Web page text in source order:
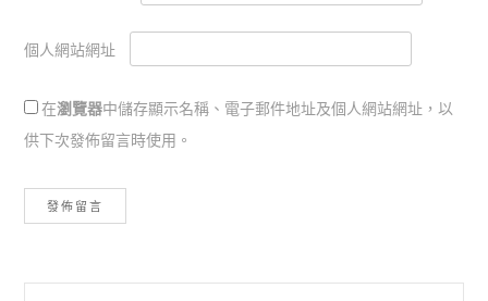
個人網站網址
在瀏覽器中儲存顯示名稱、電子郵件地址及個人網站網址，以
供下次發佈留言時使用。